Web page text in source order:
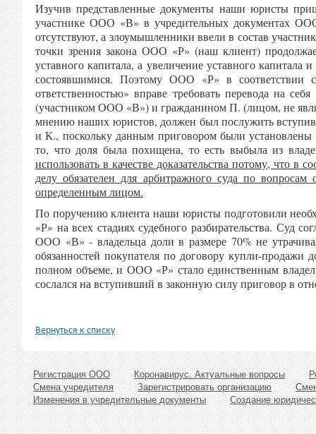
Изучив представленные документы наши юристы
участнике ООО «В» в учредительных документах
отсутствуют, а злоумышленники ввели в состав
точки зрения закона ООО «Р» (наш клиент)
уставного капитала, а увеличение уставного
состоявшимися. Поэтому ООО «Р» в соответствии
ответственностью» вправе требовать перевода на
(участником ООО «В») и гражданином П. (лицом, не
мнению наших юристов, должен был послужить
и К., поскольку данным приговором были
то, что доля была похищена, то есть выбыла из
использовать в качестве доказательства потому, что
делу обязателен для арбитражного суда по
определенным лицом.
По поручению клиента наши юристы подготовили
«Р» на всех стадиях судебного разбирательства. Суд
ООО «В» - владельца доли в размере 70% не
обязанностей покупателя по договору купли-
полном объеме, и ООО «Р» стало единственным
сослался на вступивший в законную силу приговор в
Вернуться к списку
Регистрация ООО Коронавирус. Актуальные вопросы
Смена учредителя
Зарегистрировать организацию
Изменения в учредительные документы
Создание